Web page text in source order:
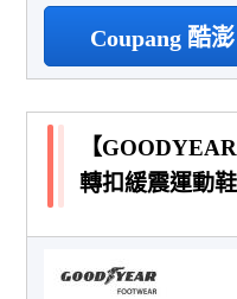
Coupang 酷澎
【
轉扣緩震運動